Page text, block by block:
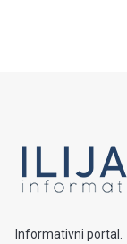
Informativni portal.